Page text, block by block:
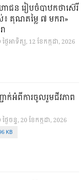
ន រៀបចំបាឋកថាស៊េរី
គុណតម្លៃ ៧ មករា»
ថ្ងៃ​អាទិត្យ, 12 ខែ​កក្កដា, 2026
ាក់អំពីការចូលរួមជីវភាព
ថ្ងៃ​ចន្ទ, 20 ខែ​កក្កដា, 2026
KB